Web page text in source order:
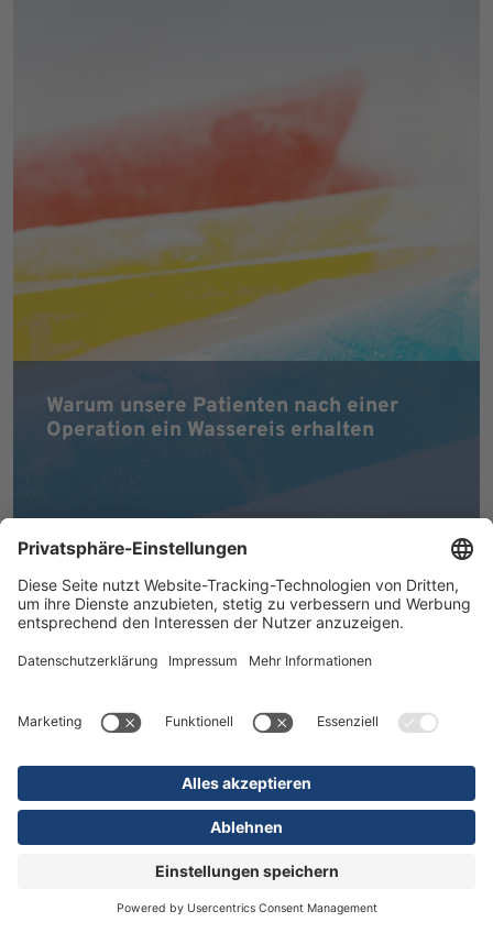
Warum unsere Patienten nach einer
Operation ein Wassereis erhalten